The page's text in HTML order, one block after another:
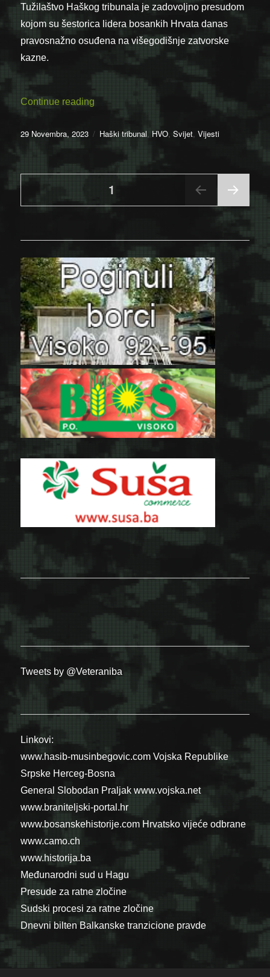
Tužilaštvo Haškog tribunala je zadovoljno presudom
kojom su šestorica lidera bosankih Hrvata danas
pravosnažno osuđena na višegodišnje zatvorske
kazne.
Continue reading “29.11.2017. Hag: Zločinačko
Posted
29 Novembra, 2023 Categories
Haški tribunal, HVO,Svijet,Vijesti
Posts
pagination
1
NEX
T
PAGE
Tweets by @Veteraniba
Linkovi:
www.hasib-musinbegovic.com Vojska Republike
Srpske Herceg-Bosna
General Slobodan Praljak www.vojska.net
www.braniteljski-portal.hr
www.bosanskehistorije.com Hrvatsko vijeće odbrane
www.camo.ch
www.historija.ba
Međunarodni sud u Hagu
Presude za ratne zločine
Sudski procesi za ratne zločine
Dnevni bilten Balkanske tranzicione pravde